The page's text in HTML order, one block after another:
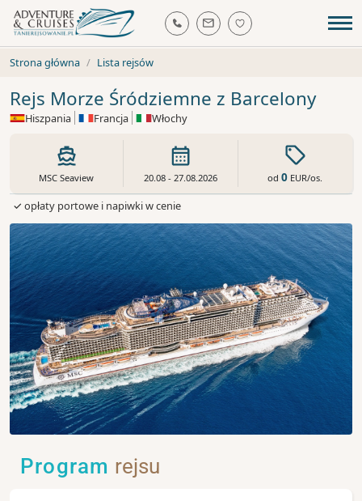
Strona główna Lista rejsów
Rejs Morze Śródziemne z Barcelony
Hiszpania Francja Włochy
MSC Seaview 20.08 - 27.08.2026 od0 EUR/os.
✓ opłaty portowe i napiwki w cenie
Program rejsu